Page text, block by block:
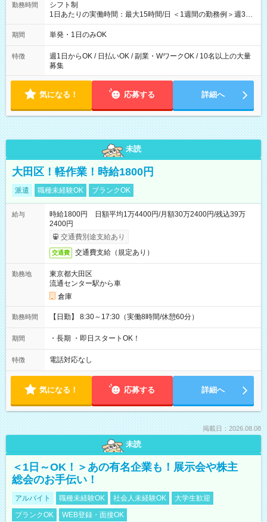
勤務時間
シフト制
1日あたりの実働時間：最大15時間/日 ＜1週間の勤務例＞週3回
勤務 勤務：月・水・金 休み：火・木・土・日 好きな時にお仕事
可能です！ ※1日あたりの最大実働時間は日勤、夜勤共に勤務し
期間 単発・1日のみOK
特徴
週1日からOK / 日払いOK / 副業・WワークOK / 10名以上の大量
募集
気になる！ 応募する 詳細へ
未読
大田区！軽作業！時給1800円
派遣 職種未経験OK ブランクOK
給与
時給1800円 日額平均1万4400円/月額30万2400円/残込39万
2400円
交通費別途支給あり
交通費 交通費支給（規定あり）
勤務地
東京都大田区
流通センター駅から車
倉庫
勤務時間 【日勤】 8:30～17:30（実働8時間/休憩60分）
期間 ・長期 ・即日スタートOK！
特徴 電話対応なし
気になる！ 応募する 詳細へ
掲載日：2026.08.08
未読
＜1日～OK！＞あの有名企業も！展示会や株主
総会のお手伝い！
アルバイト 職種未経験OK 社会人未経験OK
大学生歓迎
ブランクOK
WEB登録・面接OK